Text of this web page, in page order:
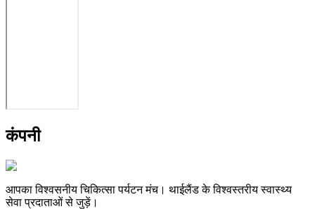
कंपनी
आपका विश्वसनीय चिकित्सा पर्यटन मंच। थाईलैंड के विश्वस्तरीय स्वास्थ्य
सेवा प्रदाताओं से जुड़ें।